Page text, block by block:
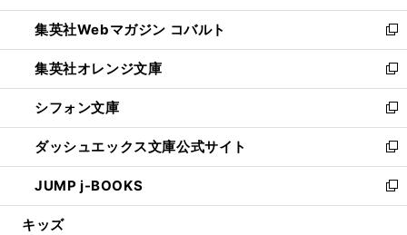
開
く
ウ
で
開
く
ン
ド
ウ
で
開
く
ウ
ィ
ン
ド
ウ
で
開
く
集英社Webマガジン コバルト
新
し
い
ウ
ィ
ン
ド
ウ
で
開
集英社オレンジ文庫
新
し
い
ウ
ィ
ン
ド
ウ
シフォン文庫
新
し
い
ウ
ィ
ン
ダッシュエックス文庫公式サイト
新
し
い
ウ
JUMP j-BOOKS
新
し
キッズ